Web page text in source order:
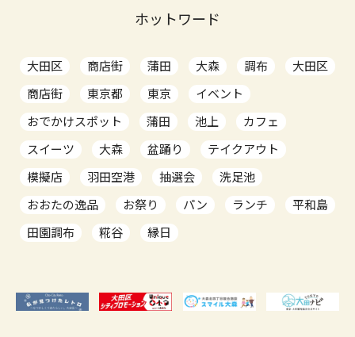
ホットワード
大田区 商店街 蒲田 大森 調布
大田区
商店街
東京都 東京
イベント
おでかけスポット
蒲田 池上
カフェ
スイーツ
大森 盆踊り
テイクアウト
模擬店
羽田空港 抽選会
洗足池
おおたの逸品
お祭り パン ランチ
平和島
田園調布
糀谷 縁日